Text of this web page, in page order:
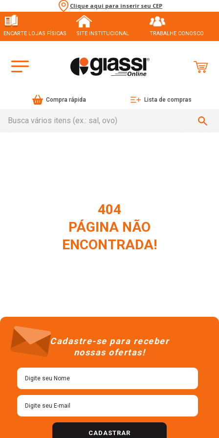
Clique aqui para inserir seu CEP
ENCARTE LOJAS FÍSICAS SITE INSTITUCIONAL TRABALHE CONOSCO
Compra rápida Lista de compras
404
PÁGINA NÃO
ENCONTRADA!
Cadastre-se para receber
nossas ofertas!
CADASTRAR